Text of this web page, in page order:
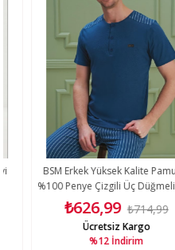
BSM Erkek Yüksek Kalite Pamuklu
%100 Penye Çizgili Üç Düğmeli Kısa
Kol Petrol Mavi Pijama Takımı
₺626,99 ₺714,99
%12İndirim
Ücretsiz Kargo